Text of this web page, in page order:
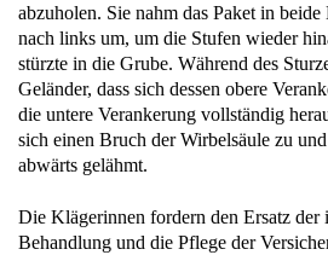
abzuholen. Sie nahm das Paket in
nach links um, um die Stufen wieder
stürzte in die Grube. Während des
Geländer, dass sich dessen obere
die untere Verankerung vollständig
sich einen Bruch der Wirbelsäule zu
abwärts gelähmt.
Die Klägerinnen fordern den Ersatz der
Behandlung und die Pflege der